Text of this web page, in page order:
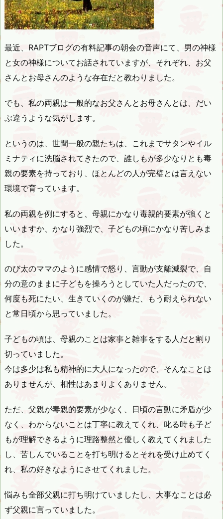
最近、RAPTブログの有料記事の朝会の音声にて、男の神様
と女の神様についてお話されていますが、それぞれ、お父
さんとお母さんのような存在だと教わりました。
でも、私の両親は一般的なお父さんとお母さんとは、だい
ぶ違うような気がします。
というのは、世間一般の親たちは、これまでサタンやイル
ミナティに洗脳されてきたので、誰しもが多少なりとも毒
親の要素を持っており、ほとんどの人が完璧とは言えない
環境で育っています。
私の両親を例にすると、母親にかなり毒親的要素が強くと
いいますか、かなり強烈で、子どもの頃にかなり苦しみま
した。
のび太のママのように感情で怒り、言動が支離滅裂で、自
分の意のままに子どもを操ろうとしていた人だったので、
何度も死にたい、生きていくのが嫌だ、もう耐えられない
と常日頃から思っていました。
子どもの頃は、母親のことは家事と雑事をする人だと割り
切っていました。
今は多少は私も精神的に大人になったので、そんなことは
ありませんが、相性はあまりよくありません。
ただ、父親が毒親的要素が少なく、日頃の言動に矛盾が少
なく、わからないことは丁寧に教えてくれ、叱る時も子ど
もが理解できるように理路整然と優しく教えてくれました
し、苦しんでいることを打ち明けるとそれを受け止めてく
れ、私の好きなようにさせてくれました。
悩みも全部父親に打ち明けていましたし、大事なことは必
ず父親に言っていました。